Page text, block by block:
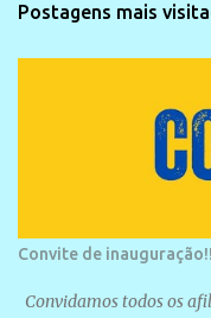
Postagens mais
Convite de
Convidamos todos os